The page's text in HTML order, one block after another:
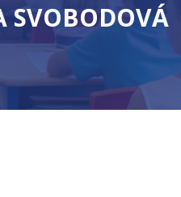
SVOBODOVÁ